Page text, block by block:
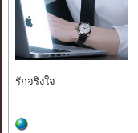
รักจริงใจ